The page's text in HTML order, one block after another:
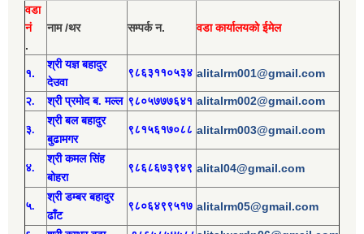
वडा
नं
.
नाम /थर सम्पर्क न. वडा कार्यालयको ईमेल
१.
श्री यज्ञ बहादुर
देउवा
९८६३११०५३४ alitalrm001@gmail.com
२. श्रीप्रमोदब. मल्ल ९८०५७७७६४१ alitalrm002@gmail.com
३.
श्रीबल बहादुर
बुढामगर
९८१५६१७०८८ alitalrm003@gmail.com
४.
श्री कमल सिंह
बोहरा
९८६८६७३९४९ alital04@gmail.com
५.
श्री डम्बर बहादुर
ढाँट
९८०६४९९५१७ alitalrm05@gmail.com